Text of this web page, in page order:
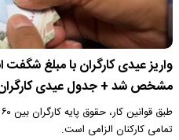
واریز عیدی کارگران با مبلغ شگفت
مشخص شد + جدول عیدی کارگران
تمامی کارکنان الزامی است.